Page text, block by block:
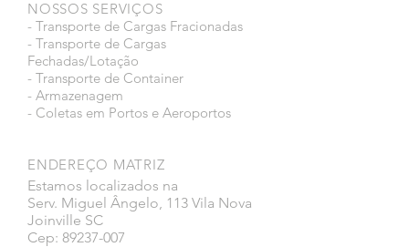
NOSSOS SERVIÇOS
- Transporte de Cargas Fracionadas
- Transporte de Cargas
Fechadas/Lotação
- Transporte de Container
- Armazenagem
- Coletas em Portos e Aeroportos
ENDEREÇO MATRIZ
Estamos localizados na
Serv. Miguel Ângelo, 113 Vila Nova
Joinville SC
Cep: 89237-007